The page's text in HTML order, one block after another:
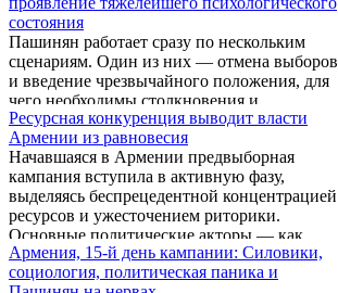
окончательно перешла из режима обычной
конкуренции ...
Республики Армения Робертом Кочаряном
сделал ставку на безопасность, экономику и
восстановление управляемости государства;
блок «Сильная Армения» предпринимателя
и благотворителя Самвела Карапетяна — на
инвестиции, рабочие места, армию и
сбалансированную внешнюю политику; ...
состояния
Пашинян работает сразу по нескольким
сценариям. Один из них — отмена выборов
и введение чрезвычайного положения, для
чего необходимы столкновения и
напряженность. Об этом в в интервью
газете «Грапарак» сказал политолог Степан
Даниелян. Ниже интервью полностью:
Ресурсная конкуренция выводит власти
Армении из равновесия
Начавшаяся в Армении предвыборная
кампания вступила в активную фазу,
выделяясь беспрецедентной концентрацией
ресурсов и ужесточением риторики.
Основные политические акторы — как
власть, так и оппозиционные полюсы —
перешли к совершенно разным тактикам
Армения, 15-й день кампании: Силовики,
социология, политическая паника и